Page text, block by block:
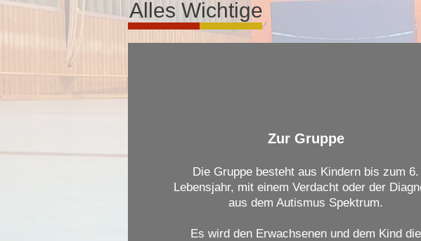
Alles Wichtige
Zur Gruppe
Die Gruppe besteht aus Kindern bis zum 6.
Lebensjahr, mit einem Verdacht oder der
aus dem Autismus Spektrum.
Es wird den Erwachsenen und dem Kind die